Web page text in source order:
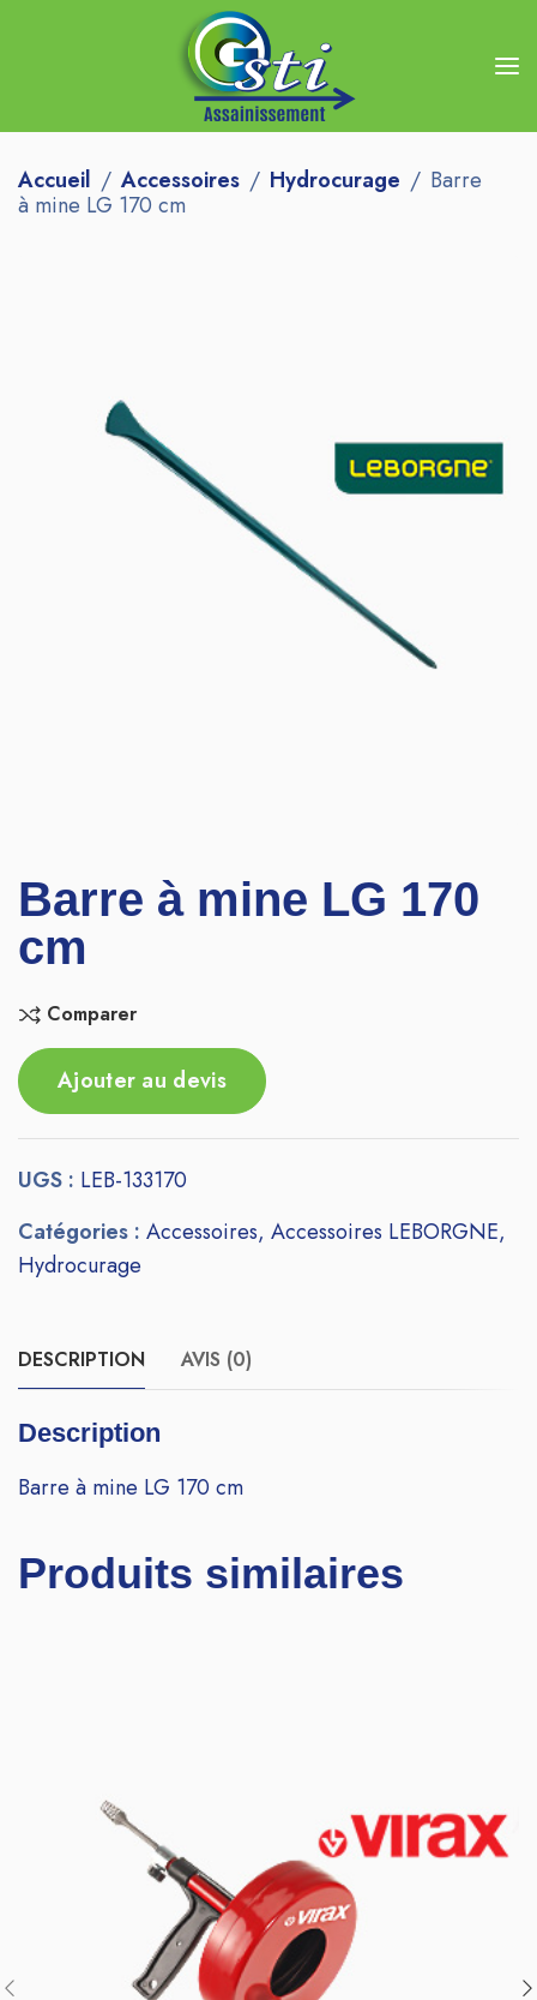
Accueil Accessoires Hydrocurage
Barre
à mine LG 170 cm
Barre à mine LG 170
cm
Comparer
Ajouter au devis
UGS : LEB-133170
Catégories : Accessoires, Accessoires LEBORGNE,
Hydrocurage
DESCRIPTION AVIS (0)
Description
Barre à mine LG 170 cm
Produits similaires